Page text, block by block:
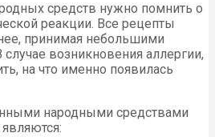
средств нужно помнить о
реакции. Все рецепты
принимая небольшими
возникновения аллергии,
на что именно появилась
народными средствами